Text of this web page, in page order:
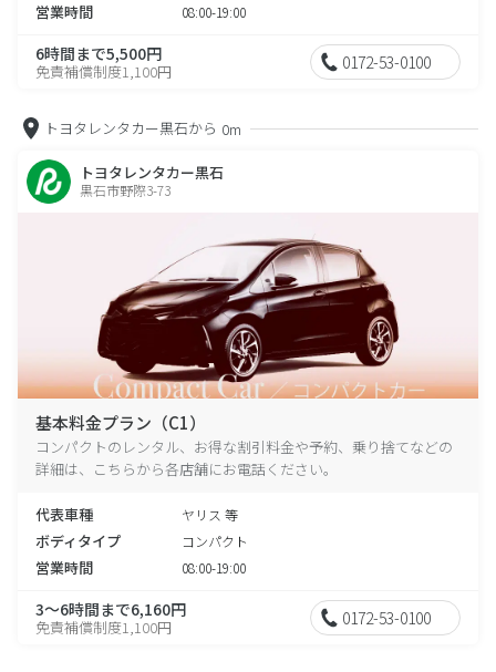
営業時間 08:00-19:00
6時間まで5,500円
免責補償制度1,100円 0172-53-0100
トヨタレンタカー黒石から 0m
トヨタレンタカー黒石
黒石市野際3-73
基本料金プラン（C1）
コンパクトのレンタル、お得な割引料金や予約、乗り捨てなどの
詳細は、こちらから各店舗にお電話ください。
代表車種 ヤリス 等
ボディタイプ コンパクト
営業時間 08:00-19:00
3～6時間まで6,160円
免責補償制度1,100円 0172-53-0100